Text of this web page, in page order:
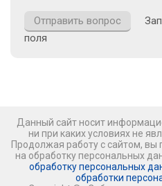
поля
Данный сайт носит
ни при каких условиях не
Продолжая работу с сайтом, вы
на обработку персональных
обработку персональных
обработки